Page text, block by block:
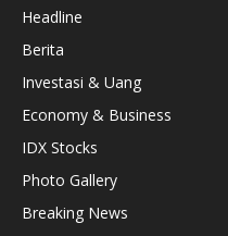
Headline
Berita
Investasi & Uang
Economy & Business
IDX Stocks
Photo Gallery
Breaking News